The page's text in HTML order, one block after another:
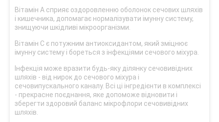
Вітамін А сприяє оздоровленню оболонок сечових шляхів
і кишечника, допомагає нормалізувати імунну систему,
знищуючи шкідливі мікроорганізми.
Вітамін С є потужним антиоксидантом, який зміцнює
імунну систему і бореться з інфекціями сечового міхура.
Інфекція може вразити будь-яку ділянку сечовивідних
шляхів - від нирок до сечового міхура і
сечовипускального каналу. Всі ці інгредієнти в комплексі
- прекрасне поєднання, яке допоможе відновити і
зберегти здоровий баланс мікрофлори сечовивідних
шляхів.